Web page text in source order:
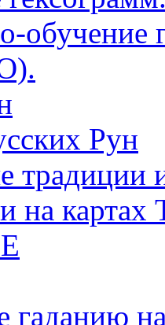
обучение
Рун
традиции
на картах
гаданию